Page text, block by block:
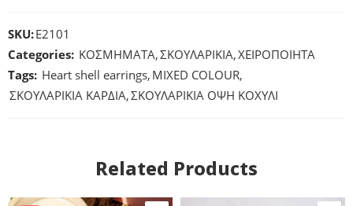
SKU:E2101
Categories: ΚΟΣΜΗΜΑΤΑ,ΣΚΟΥΛΑΡΙΚΙΑ,ΧΕΙΡΟΠΟΙΗΤΑ
Tags: Heart shell earrings, MIXED COLOUR,
ΣΚΟΥΛΑΡΙΚΙΑ ΚΑΡΔΙΑ,ΣΚΟΥΛΑΡΙΚΙΑ ΟΨΗ ΚΟΧΥΛΙ
Related Products